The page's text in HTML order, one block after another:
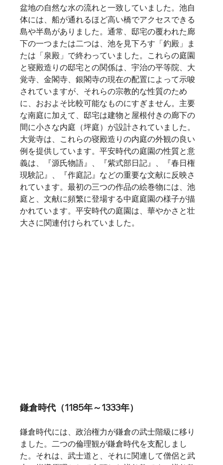
盆地の自然な水の流れと一致していました。池自
体には、船が通れるほど高い橋でアクセスできる
島や半島がありました。通常、邸宅の覆われた廊
下の一つまたは二つは、池を見下ろす「釣殿」ま
たは「泉殿」で終わっていました。これらの庭園
と寝殿造りの邸宅との関係は、宇治の平等院、大
覚寺、金閣寺、銀閣寺の現在の配置によって示唆
されていますが、それらの宗教的な性質のため
に、おおよそ比較可能なものにすぎません。主要
な南庭に加えて、邸宅は建物と屋根付きの廊下の
間に小さな内庭（坪庭）が設計されていました。
大覚寺は、これらの寝殿造りの内庭の外観の良い
例を提供しています。平安時代の庭園の性質と意
義は、『源氏物語』、『紫式部日記』、『春日権
現験記』、『作庭記』などの重要な文献に反映さ
れています。最初の三つの作品の絵巻物には、池
庭と、文献に頻繁に登場する中庭庭園の様子が描
かれています。平安時代の庭園は、華やかさと壮
大さに関連付けられていました。
鎌倉時代（1185年～1333年）
鎌倉時代には、政治権力が鎌倉の武士階級に移り
ました。二つの倫理観が鎌倉時代を支配しまし
た。それは、武士道と、それに関連して僧侶と武